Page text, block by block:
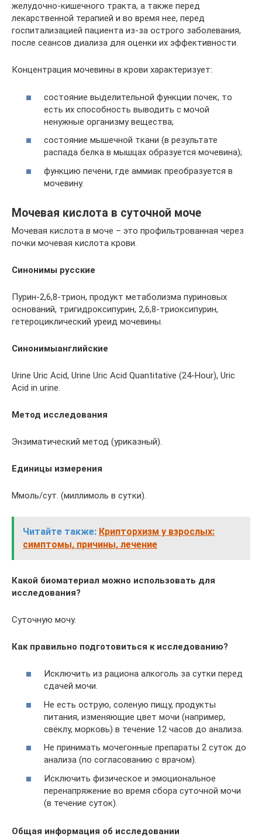
желудочно-кишечного тракта, а также перед
лекарственной терапией и во время нее, перед
госпитализацией пациента из-за острого заболевания,
после сеансов диализа для оценки их эффективности.
Концентрация мочевины в крови характеризует:
состояние выделительной функции почек, то
есть их способность выводить с мочой
ненужные организму вещества;
состояние мышечной ткани (в результате
распада белка в мышцах образуется мочевина);
функцию печени, где аммиак преобразуется в
мочевину.
Мочевая кислота в суточной моче
Мочевая кислота в моче – это профильтрованная через
почки мочевая кислота крови.
Синонимы русские
Пурин-2,6,8-трион, продукт метаболизма пуриновых
оснований, тригидроксипурин, 2,6,8-триоксипурин,
гетероциклический уреид мочевины.
Синонимыанглийские
Urine Uric Acid, Urine Uric Acid Quantitative (24-Hour), Uric
Acid in urine.
Метод исследования
Энзиматический метод (уриказный).
Единицы измерения
Ммоль/сут. (миллимоль в сутки).
Читайте также: Крипторхизм у взрослых:
симптомы, причины, лечение
Какой биоматериал можно использовать для
исследования?
Суточную мочу.
Как правильно подготовиться к исследованию?
Исключить из рациона алкоголь за сутки перед
сдачей мочи.
Не есть острую, соленую пищу, продукты
питания, изменяющие цвет мочи (например,
свёклу, морковь) в течение 12 часов до анализа.
Не принимать мочегонные препараты 2 суток до
анализа (по согласованию с врачом).
Исключить физическое и эмоциональное
перенапряжение во время сбора суточной мочи
(в течение суток).
Общая информация об исследовании